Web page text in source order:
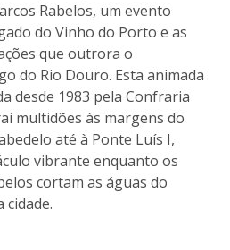
Rabelos, um evento
do Vinho do Porto e as
que outrora o
do Rio Douro. Esta animada
desde 1983 pela Confraria
multidões às margens do
até à Ponte Luís I,
vibrante enquanto os
cortam as águas do
cidade.